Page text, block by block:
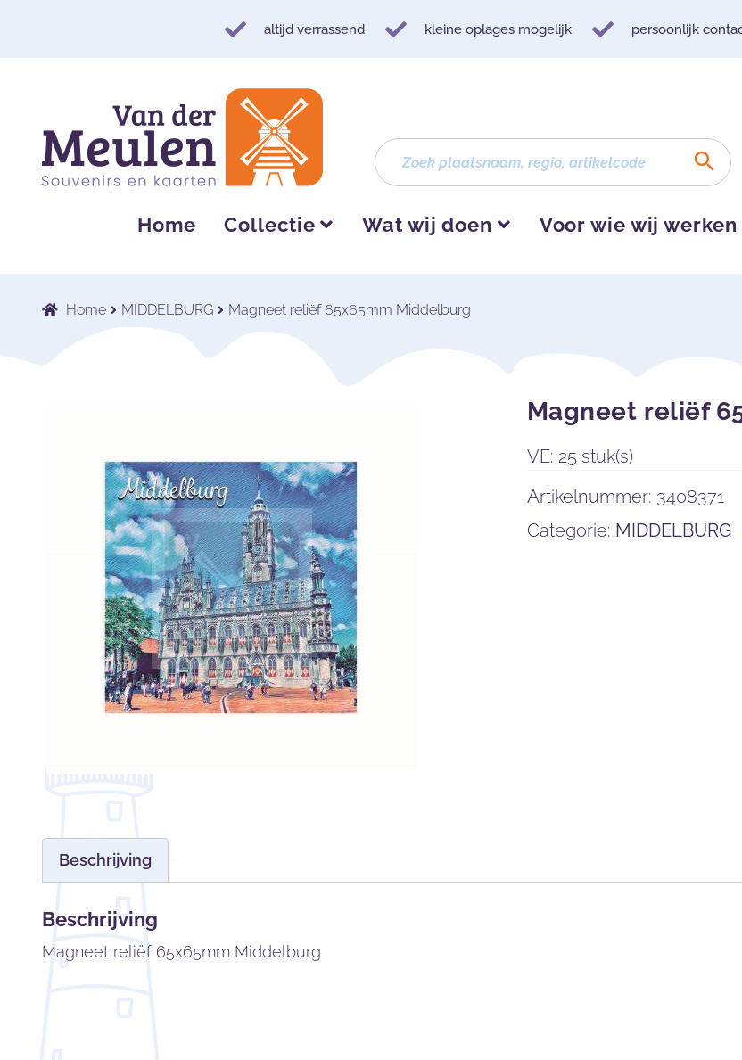
altijd verrassend kleine oplages mogelijk persoonlijk
navigatie
inhoud
Home Collectie Wat wij doen Voor wie wij werken
Home MIDDELBURG Magneet reliëf 65x65mm Middelburg
Magneet reliëf
VE: 25 stuk(s)
Artikelnummer: 3408371
Categorie: MIDDELBURG
Beschrijving
Beschrijving
Magneet reliëf 65x65mm Middelburg